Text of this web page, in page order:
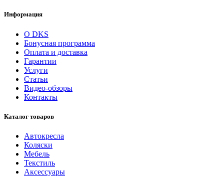
Информация
О DKS
Бонусная программа
Оплата и доставка
Гарантии
Услуги
Статьи
Видео-обзоры
Контакты
Каталог товаров
Автокресла
Коляски
Мебель
Текстиль
Аксессуары